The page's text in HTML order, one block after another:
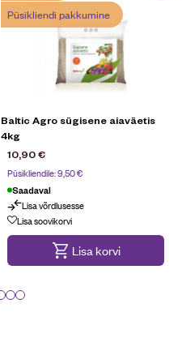
Püsikliendi pakkumine
Baltic Agro sügisene aiaväetis
4kg
10,90€
Püsikliendile:9,50€
Saadaval
Kampaania Püsikliendi pakkumine
Lisa võrdlusesse
Lisa soovikorvi
Lisa korvi